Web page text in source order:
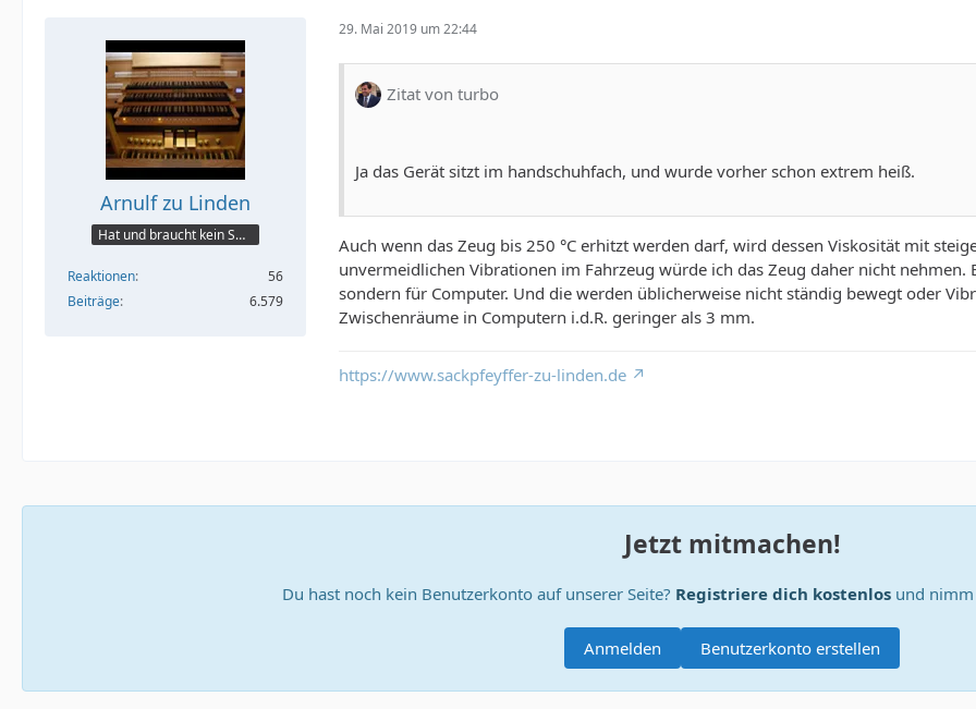
Arnulf zu Linden
Hat und braucht kein Smartphone!
Reaktionen
56
Beiträge
6.579
29. Mai 2019 um 22:44
Zitat von turbo
Ja das Gerät sitzt im handschuhfach, und wurde vorher schon extrem heiß.
Auch wenn das Zeug bis 250 °C erhitzt werden darf, wird dessen Viskosität mit
unvermeidlichen Vibrationen im Fahrzeug würde ich das Zeug daher nicht
sondern für Computer. Und die werden üblicherweise nicht ständig bewegt oder
Zwischenräume in Computern i.d.R. geringer als 3 mm.
https://www.sackpfeyffer-zu-linden.de
Jetzt mitmachen!
Du hast noch kein Benutzerkonto auf unserer Seite? Registriere dich kostenlosund nimm
Benutzerkonto erstellen
Anmelden